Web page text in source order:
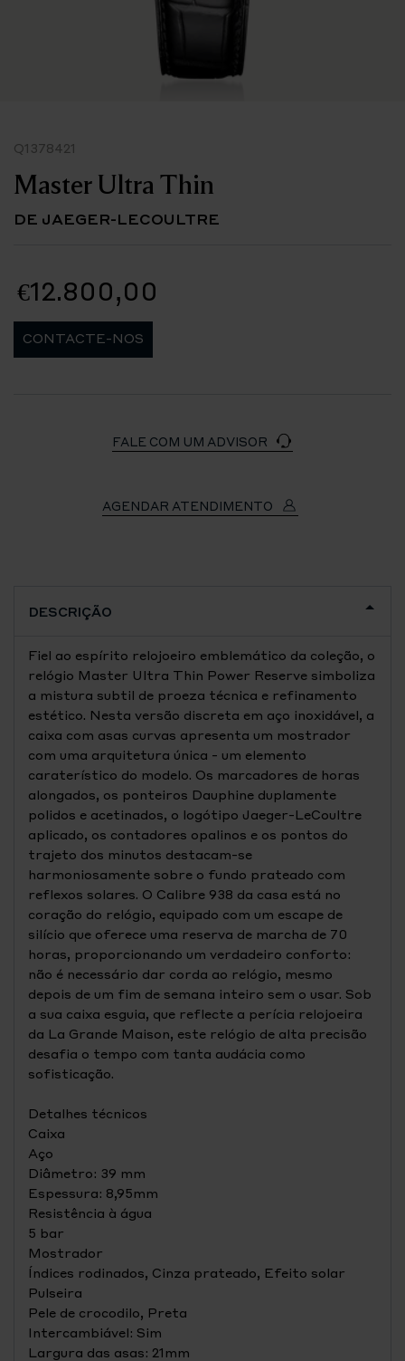
Q1378421
Master Ultra Thin
DE JAEGER-LECOULTRE
€12.800,00
CONTACTE-NOS
FALE COM UM ADVISOR
AGENDAR ATENDIMENTO
DESCRIÇÃO
Fiel ao espírito relojoeiro emblemático da coleção, o
relógio Master Ultra Thin Power Reserve simboliza
a mistura subtil de proeza técnica e refinamento
estético. Nesta versão discreta em aço inoxidável, a
caixa com asas curvas apresenta um mostrador
com uma arquitetura única - um elemento
caraterístico do modelo. Os marcadores de horas
alongados, os ponteiros Dauphine duplamente
polidos e acetinados, o logótipo Jaeger-LeCoultre
aplicado, os contadores opalinos e os pontos do
trajeto dos minutos destacam-se
harmoniosamente sobre o fundo prateado com
reflexos solares. O Calibre 938 da casa está no
coração do relógio, equipado com um escape de
silício que oferece uma reserva de marcha de 70
horas, proporcionando um verdadeiro conforto:
não é necessário dar corda ao relógio, mesmo
depois de um fim de semana inteiro sem o usar. Sob
a sua caixa esguia, que reflecte a perícia relojoeira
da La Grande Maison, este relógio de alta precisão
desafia o tempo com tanta audácia como
sofisticação.
Detalhes técnicos
Caixa
Aço
Diâmetro: 39 mm
Espessura: 8,95mm
Resistência à água
5 bar
Mostrador
Índices rodinados, Cinza prateado, Efeito solar
Pulseira
Pele de crocodilo, Preta
Intercambiável: Sim
Largura das asas: 21mm